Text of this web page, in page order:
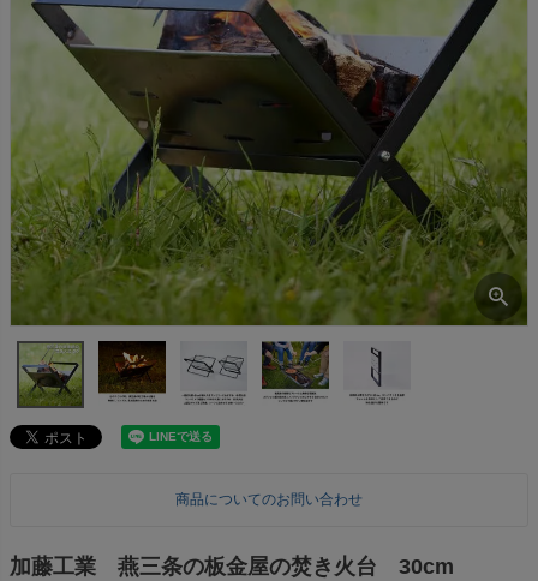
商品についてのお問い合わせ
加藤工業 燕三条の板金屋の焚き火台 30cm